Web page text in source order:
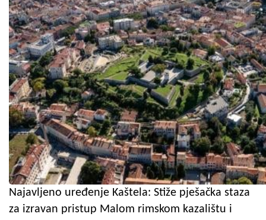
Najavljeno uređenje Kaštela: Stiže pješačka staza
za izravan pristup Malom rimskom kazalištu i